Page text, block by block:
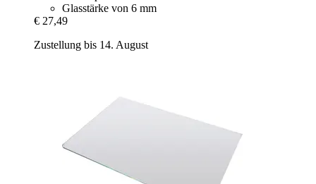
Glasstärke von 6 mm
€ 27,49
Zustellung bis 14. August